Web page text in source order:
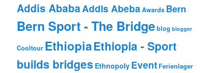
Addis AbabaAddis Abeba Awards Bern
Bern Sport - The Bridgeblog blogger
Cooltour EthiopiaEthiopia - Sport
builds bridges Ethnopoly Event Ferienlager